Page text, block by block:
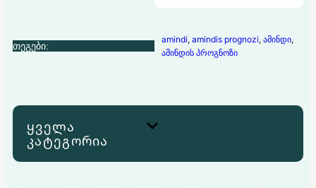
თეგები: amindi, amindis prognozi, ამინდი
ამინდის პროგნოზი
ყველა
კატეგორია